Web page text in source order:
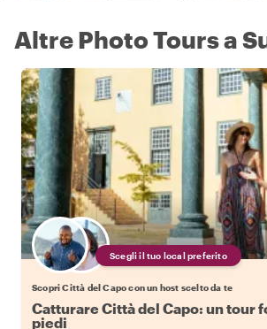
Altre Photo Tours a
Scegli il tuo local preferito
Scopri Città del Capo con un host scelto da te
Catturare Città del Capo: un tour
piedi